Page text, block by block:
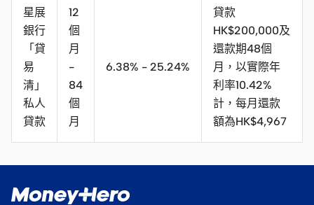
星展
銀行
「貸
易
清」
私人
貸款
12
個
月
-
84
個
月
6.38% - 25.24%
貸款
HK$200,000及
還款期48個
月，以實際年
利率10.42%
計，每月還款
額為HK$4,967